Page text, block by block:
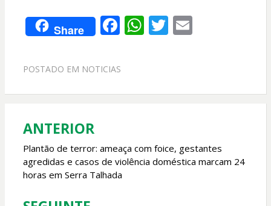
Share F
e
o
k
W
A
p
T E
POSTADO EM NOTICIAS
Navegação
de
Post
ANTERIOR
Plantão de terror: ameaça com foice, gestantes
agredidas e casos de violência doméstica marcam 24
horas em Serra Talhada